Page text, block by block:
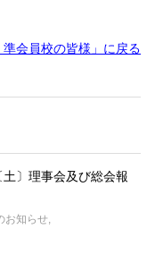
準会員校の皆様」に戻る
〕理事会及び総会報
お知らせ